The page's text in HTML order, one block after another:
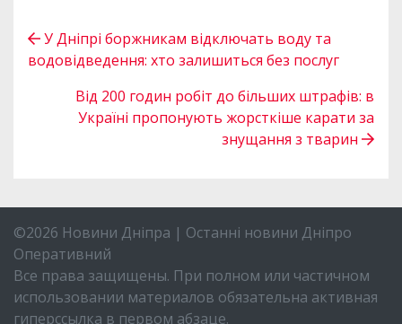
У Дніпрі боржникам відключать воду та
водовідведення: хто залишиться без послуг
Від 200 годин робіт до більших штрафів: в
Україні пропонують жорсткіше карати за
знущання з тварин
©2026 Новини Дніпра | Останні новини Дніпро
Оперативний
Все права защищены. При полном или частичном
использовании материалов обязательна активная
гиперссылка в первом абзаце.